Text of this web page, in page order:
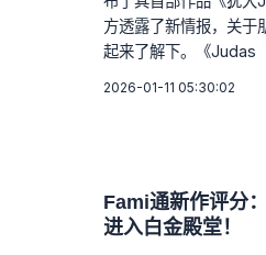
方透露了新情报，关于
起来了解下。《Judas
2026-01-11 05:30:02
Fami通新作评分
进入白金殿堂！